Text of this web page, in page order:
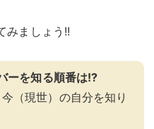
みましょう!!
ーを知る順番は!?
（現世）の自分を知り